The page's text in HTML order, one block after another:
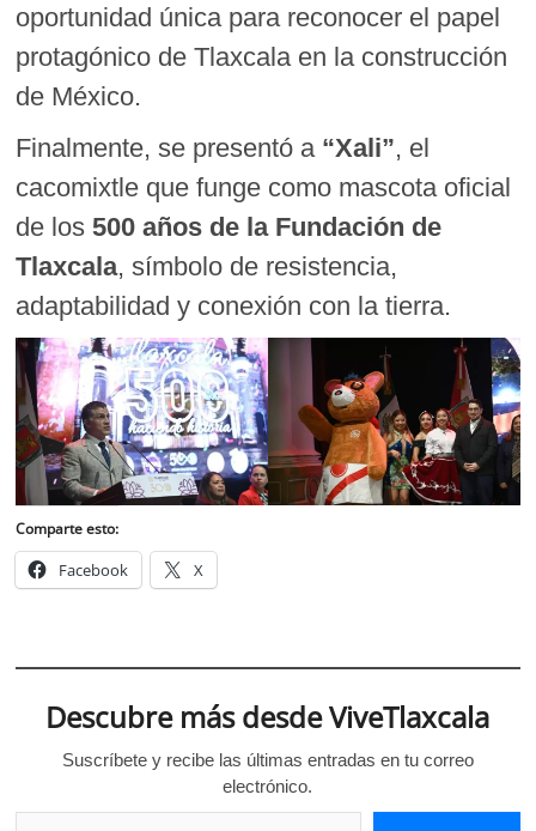
oportunidad única para reconocer el papel
protagónico de Tlaxcala en la construcción
de México.
Finalmente, se presentó a “Xali”, el
cacomixtle que funge como mascota oficial
de los500 años de la Fundación de
Tlaxcala, símbolo de resistencia,
adaptabilidad y conexión con la tierra.
Comparte esto:
Facebook X
Descubre más desde ViveTlaxcala
Suscríbete y recibe las últimas entradas en tu correo
electrónico.
Escribe tu correo electrónico…